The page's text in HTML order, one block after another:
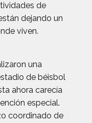
de
dejando un
viven.
una
de béisbol
ahora carecía
especial.
coordinado de